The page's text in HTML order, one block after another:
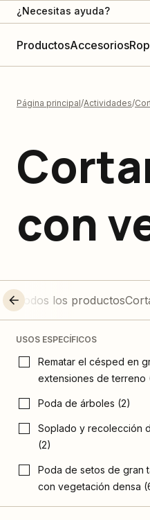
¿Necesitas ayuda?
ProductosAccesorios
Página principal Actividades
con
Todos los productos
USOS ESPECÍFICOS
Rematar el césped en
extensiones de terreno
Poda de árboles (2)
Soplado y recolección
(2)
Poda de setos de gran
con vegetación densa